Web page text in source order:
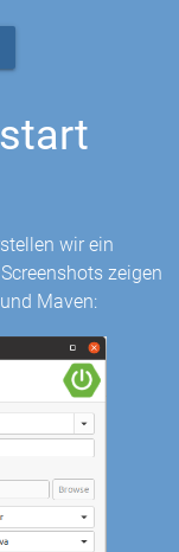
wir ein
zeigen
Maven: